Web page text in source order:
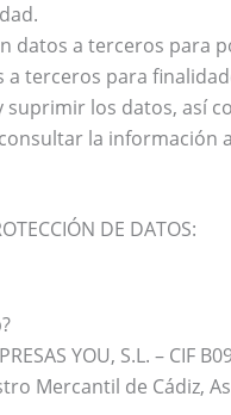
datos a terceros para
a terceros para
suprimir los datos, así
la información
DE DATOS:
YOU, S.L. – CIF
Mercantil de Cádiz,